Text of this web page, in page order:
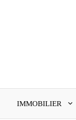
IMMOBILIER